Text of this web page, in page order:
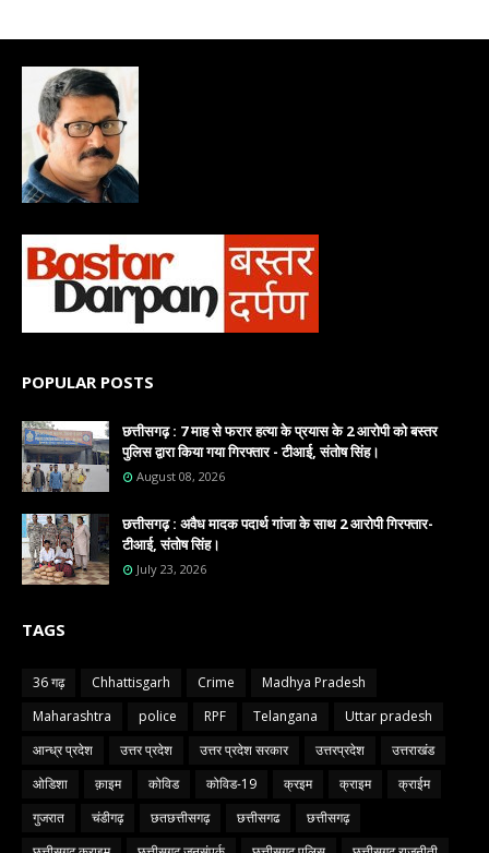
POPULAR POSTS
छत्तीसगढ़ : 7 माह से फरार हत्या के प्रयास के 2 आरोपी को बस्तर
पुलिस द्वारा किया गया गिरफ्तार - टीआई, संतोष सिंह।
August 08, 2026
छत्तीसगढ़ : अवैध मादक पदार्थ गांजा के साथ 2 आरोपी गिरफ्तार-
टीआई, संतोष सिंह।
July 23, 2026
TAGS
36 गढ़ Chhattisgarh Crime
Madhya Pradesh
Maharashtra
police RPF Telangana
Uttar pradesh
आन्ध्र प्रदेश
उत्तर प्रदेश उत्तर प्रदेश सरकार उत्तरप्रदेश
उत्तराखंड
ओडिशा
क़ाइम कोविड कोविड-19 क्रइम क्राइम
क्राईम
गुजरात
चंडीगढ़ छतछत्तीसगढ़ छत्तीसगढ
छत्तीसगढ़